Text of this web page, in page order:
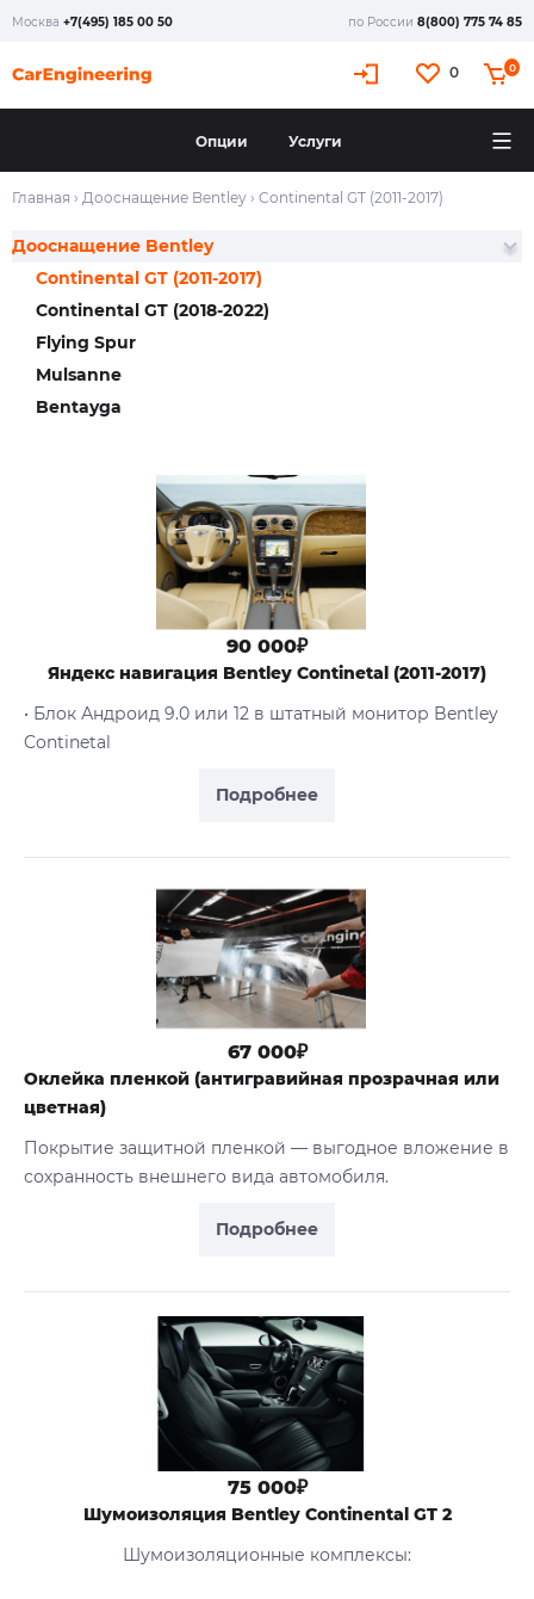
Москва +7(495) 185 00 50 по России 8(800) 775 74 85
0 0
Опции Услуги
Главная › Дооснащение Bentley › Continental GT (2011-2017)
Дооснащение Bentley
Bentayga
Continental GT (2011-2017)
Continental GT (2018-2022)
Flying Spur
Mulsanne
Подробнее
90 000₽
Яндекс навигация Bentley Continetal (2011-2017)
• Блок Андроид 9.0 или 12 в штатный монитор Bentley
Continetal
Подробнее
67 000₽
Оклейка пленкой (антигравийная прозрачная или
цветная)
Покрытие защитной пленкой — выгодное вложение в
сохранность внешнего вида автомобиля.
75 000₽
Шумоизоляция Bentley Continental GT 2
Шумоизоляционные комплексы: